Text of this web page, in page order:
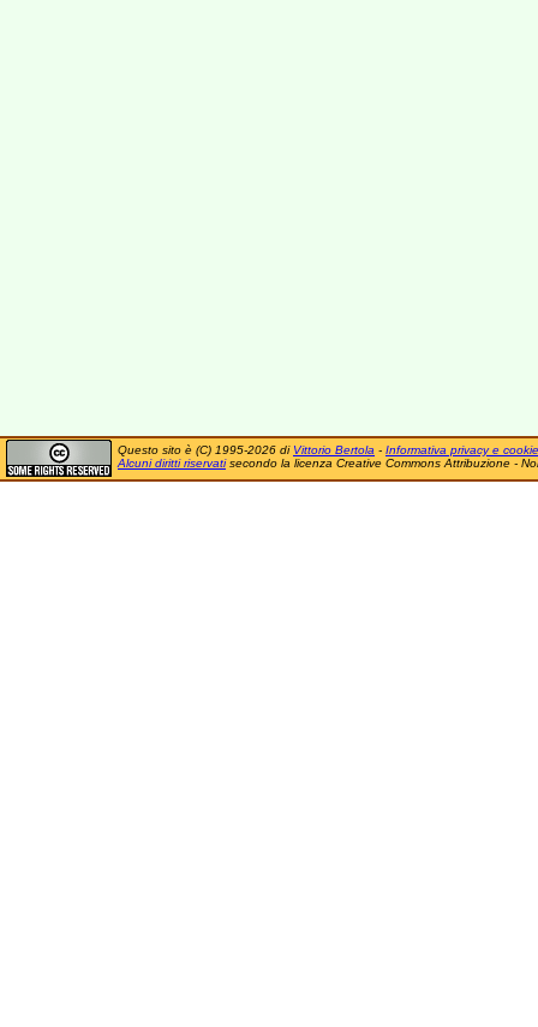
Questo sito è (C) 1995-2026 di Vittorio Bertola - Informativa privacy e cookie
Alcuni diritti riservatisecondo la licenza Creative Commons Attribuzione -